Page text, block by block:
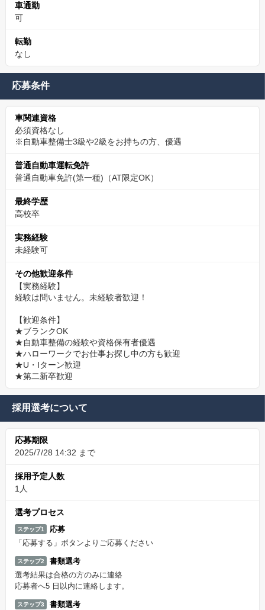
車通勤
可
転勤
なし
応募条件
車関連資格
必須資格なし
※自動車整備士3級や2級をお持ちの方、優遇
普通自動車運転免許
普通自動車免許(第一種)（AT限定OK）
最終学歴
高校卒
実務経験
未経験可
その他歓迎条件
【実務経験】
経験は問いません。未経験者歓迎！
【歓迎条件】
★ブランクOK
★自動車整備の経験や資格保有者優遇
★ハローワークでお仕事お探し中の方も歓迎
★U・Iターン歓迎
★第二新卒歓迎
採用選考について
応募期限
2025/7/28 14:32 まで
採用予定人数
1人
選考プロセス
ステップ1
応募
「応募する」ボタンよりご応募ください
ステップ2
書類選考
選考結果は合格の方のみに連絡
応募者へ5 日以内に連絡します。
ステップ3 書類選考